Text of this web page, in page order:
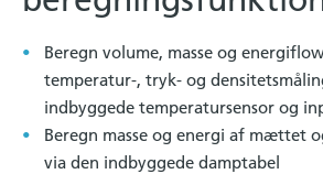
Beregn volume, masse og
temperatur-, tryk- og
indbyggede temperatursensor og
Beregn masse og energi af mættet
via den indbyggede damptabel